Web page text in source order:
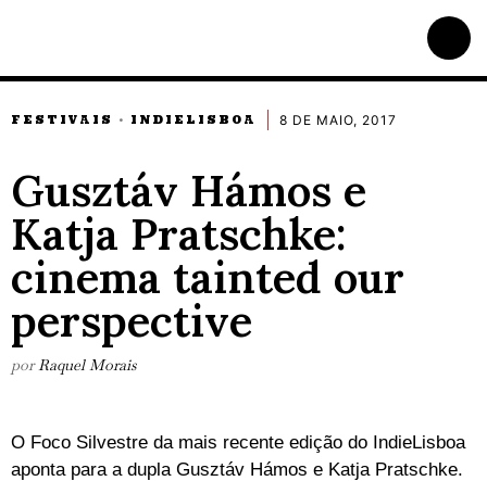
FESTIVAIS · INDIELISBOA 8 DE MAIO, 2017
Gusztáv Hámos e
Katja Pratschke:
cinema tainted our
perspective
porRaquel Morais
O Foco Silvestre da mais recente edição do IndieLisboa
aponta para a dupla Gusztáv Hámos e Katja Pratschke.